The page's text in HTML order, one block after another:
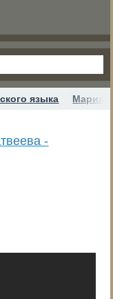
языка Мария
-